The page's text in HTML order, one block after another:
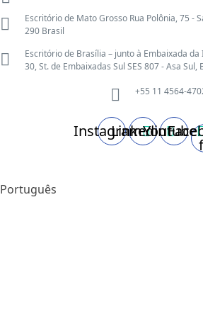
Escritório de Mato Grosso Rua Polônia, 75 -
290 Brasil
Escritório de Brasília – junto à Embaixada da
30, St. de Embaixadas Sul SES 807 - Asa Sul,
+55 11 4564-
Instagram
LinkedinYoutube
f
Português